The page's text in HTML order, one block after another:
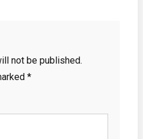
not be published.
*